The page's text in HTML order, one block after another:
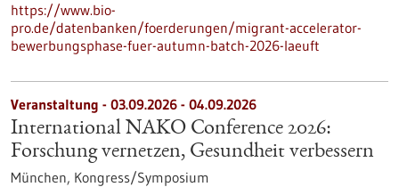
https://www.bio-
pro.de/datenbanken/foerderungen/migrant-accelerator-
bewerbungsphase-fuer-autumn-batch-2026-laeuft
Veranstaltung - 03.09.2026 - 04.09.2026
International NAKO Conference 2026:
Forschung vernetzen, Gesundheit verbessern
München, Kongress/Symposium